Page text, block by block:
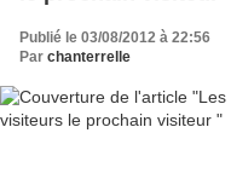
Publié le 03/08/2012 à 22:56
Par chanterrelle